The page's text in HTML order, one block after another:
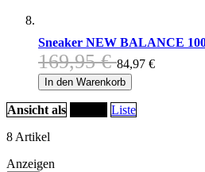
Sneaker NEW BALANCE
169,95 € 84,97 €
In den Warenkorb
Ansicht als
Liste
8 Artikel
Anzeigen